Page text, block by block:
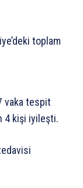
toplam
vaka tespit
4 kişi iyileşti.